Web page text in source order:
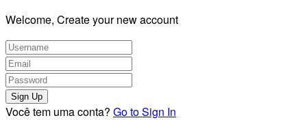
Welcome, Create your new account
Você tem uma conta? Go to Sign In